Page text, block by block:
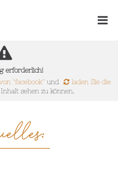
erforderlich!
"facebook" und
laden Sie die
sehen zu können.